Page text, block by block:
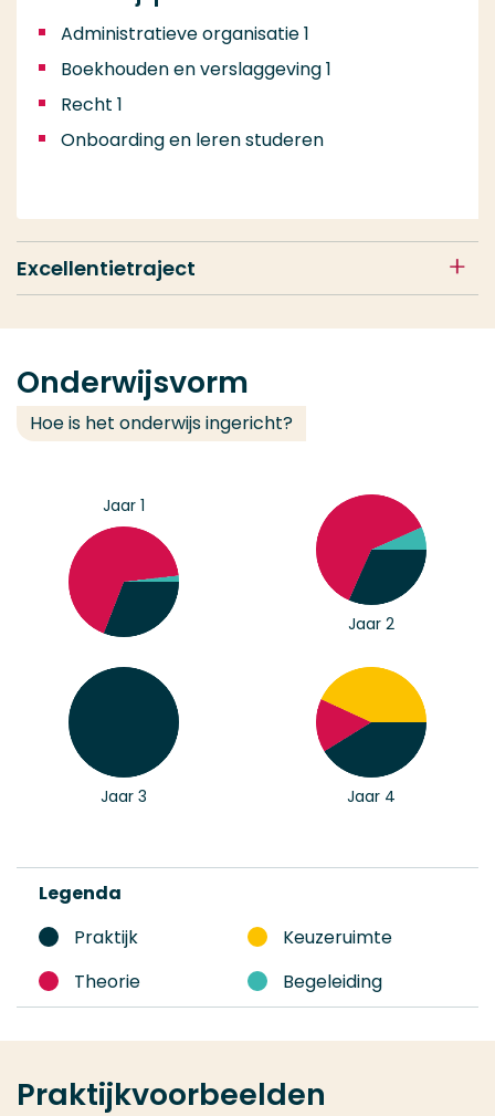
Administratieve organisatie 1
Boekhouden en verslaggeving 1
Recht 1
Onboarding en leren studeren
Excellentietraject
Onderwijsvorm
Hoe is het onderwijs ingericht?
Jaar 1
Jaar 2
Jaar 3 Jaar 4
Legenda
Praktijk
Keuzeruimte
Theorie
Begeleiding
Praktijkvoorbeelden